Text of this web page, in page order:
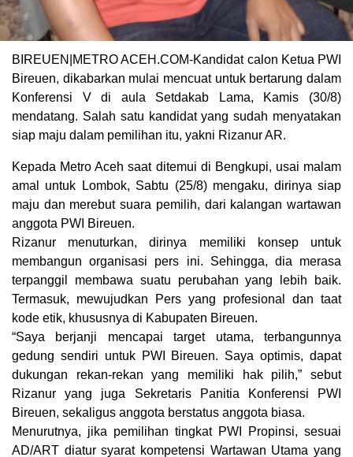
BIREUEN|METRO ACEH.COM-Kandidat calon Ketua PWI
Bireuen, dikabarkan mulai mencuat untuk bertarung dalam
Konferensi V di aula Setdakab Lama, Kamis (30/8)
mendatang. Salah satu kandidat yang sudah menyatakan
siap maju dalam pemilihan itu, yakni Rizanur AR.
Kepada Metro Aceh saat ditemui di Bengkupi, usai malam
amal untuk Lombok, Sabtu (25/8) mengaku, dirinya siap
maju dan merebut suara pemilih, dari kalangan wartawan
anggota PWI Bireuen.
Rizanur menuturkan, dirinya memiliki konsep untuk
membangun organisasi pers ini. Sehingga, dia merasa
terpanggil membawa suatu perubahan yang lebih baik.
Termasuk, mewujudkan Pers yang profesional dan taat
kode etik, khususnya di Kabupaten Bireuen.
“Saya berjanji mencapai target utama, terbangunnya
gedung sendiri untuk PWI Bireuen. Saya optimis, dapat
dukungan rekan-rekan yang memiliki hak pilih,” sebut
Rizanur yang juga Sekretaris Panitia Konferensi PWI
Bireuen, sekaligus anggota berstatus anggota biasa.
Menurutnya, jika pemilihan tingkat PWI Propinsi, sesuai
AD/ART diatur syarat kompetensi Wartawan Utama yang